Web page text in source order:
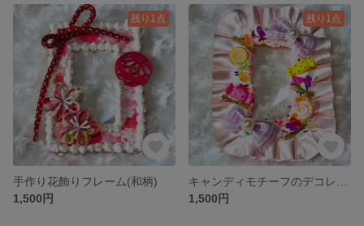
残り1点
手作り花飾りフレーム(和柄)
1,500円
残り1点
1,500円